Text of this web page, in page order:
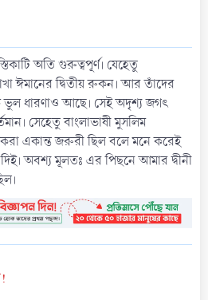
অতি গুরুত্বপূর্ণ। যেহেতু
ঈমানের দ্বিতীয় রুকন। আর তাঁদের
ধারণাও আছে। সেই অদৃশ্য জগৎ
সেহেতু বাংলাভাষী মুসলিম
একান্ত জরুরী ছিল বলে মনে করেই
অবশ্য মূলতঃ এর পিছনে আমার দ্বীনী